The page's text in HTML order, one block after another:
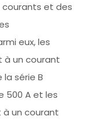
et des
eux, les
à un courant
la série B
500 A et les
à un courant